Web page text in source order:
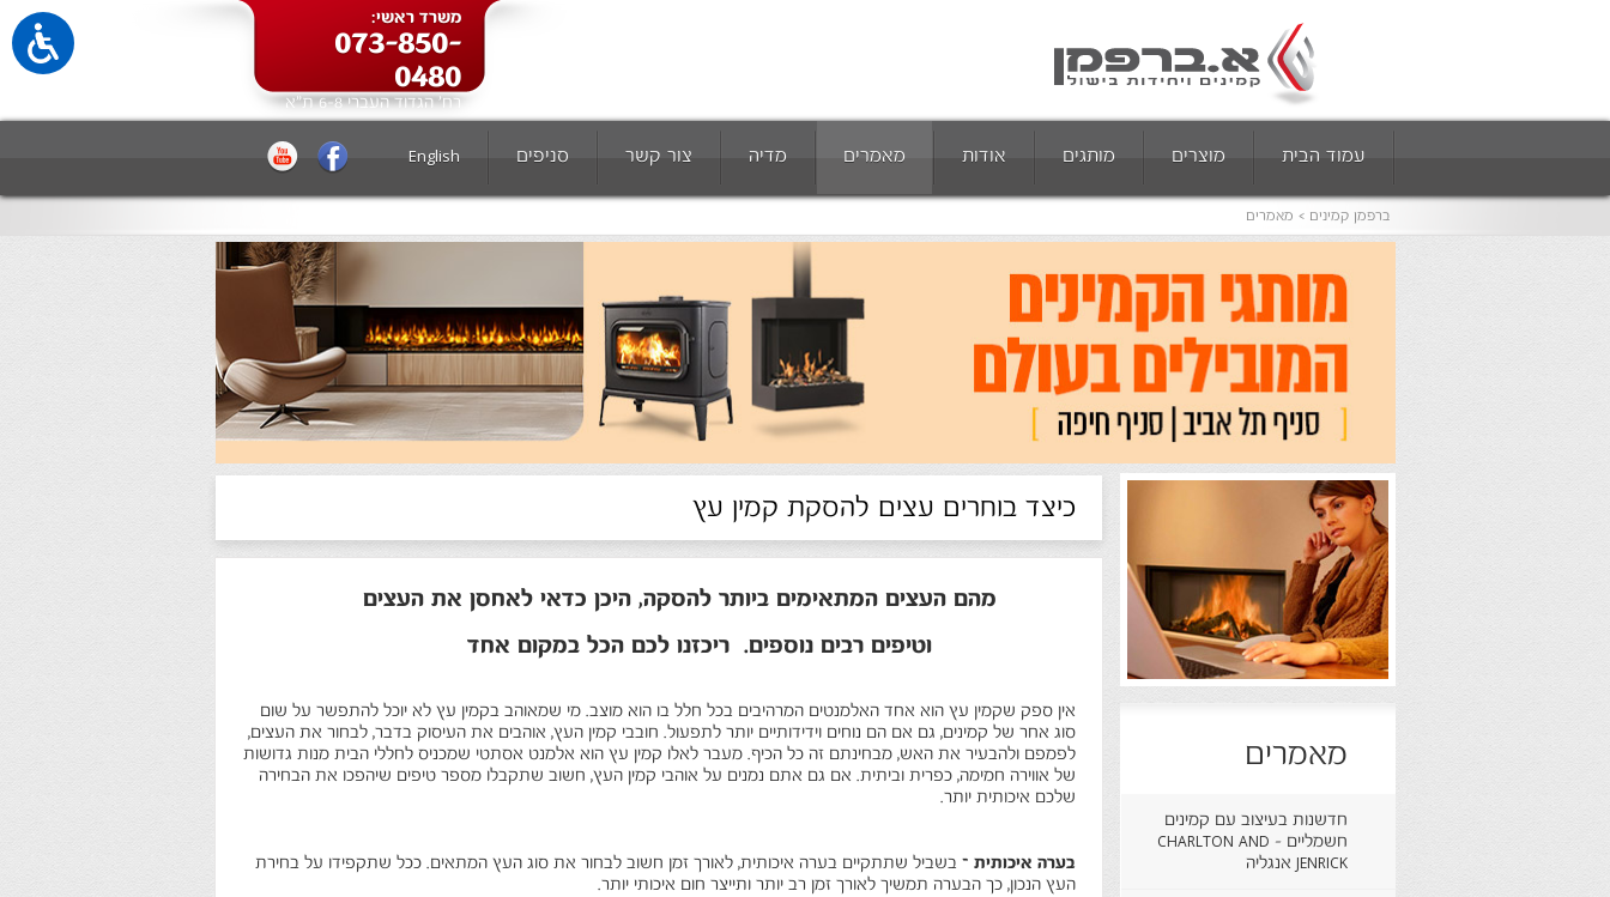
משרד ראשי:
073-850-
0480
רח' הגדוד העברי 6-8 ת"א
עמוד הבית מוצרים מותגים אודות מאמרים מדיה צור קשר סניפים English
ברפמן קמינים מאמרים
כיצד בוחרים עצים להסקת קמין עץ
מהם העצים המתאימים ביותר להסקה, היכן כדאי לאחסן את העצים
וטיפים רבים נוספים. ריכזנו לכם הכל במקום אחד
אין ספק שקמין עץ הוא אחד האלמנטים המרהיבים בכל חלל בו הוא מוצב. מי שמאוהב בקמין עץ לא יוכל להתפשר על שום
סוג אחר של קמינים, גם אם הם נוחים וידידותיים יותר לתפעול. חובבי קמין העץ, אוהבים את העיסוק בדבר, לבחור את העצים,
לפמפם ולהבעיר את האש, מבחינתם זה כל הכיף. מעבר לאלו קמין עץ הוא אלמנט אסתטי שמכניס לחללי הבית מנות גדושות
של אווירה חמימה, כפרית וביתית. אם גם אתם נמנים על אוהבי קמין העץ, חשוב שתקבלו מספר טיפים שיהפכו את הבחירה
שלכם איכותית יותר.
בערה איכותית – בשביל שתתקיים בערה איכותית, לאורך זמן חשוב לבחור את סוג העץ המתאים. ככל שתקפידו על בחירת
העץ הנכון, כך הבערה תמשיך לאורך זמן רב יותר ותייצר חום איכותי יותר.
מאמרים
חדשנות בעיצוב עם קמינים
חשמליים - CHARLTON AND
JENRICK אנגליה